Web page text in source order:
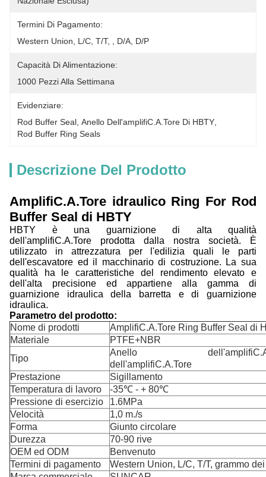
Termini Di Pagamento:
Western Union, L/C, T/T, , D/A, D/P
Capacità Di Alimentazione:
1000 Pezzi Alla Settimana
Evidenziare:
Rod Buffer Seal Anello Dell'amplifiC.A.Tore Di HBTY
Rod Buffer Ring Seals
Descrizione Del Prodotto
AmplifiC.A.Tore idraulico Ring For Rod
Buffer Seal di HBTY
HBTY è una guarnizione di alta qualità
dell'amplifiC.A.Tore prodotta dalla nostra società. È
utilizzato in attrezzatura per l'edilizia quali le parti
dell'escavatore ed il macchinario di costruzione. La sua
qualità ha le caratteristiche del rendimento elevato e
dell'alta precisione ed appartiene alla gamma di
guarnizione idraulica della barretta e di guarnizione
idraulica.
Parametro del prodotto:
Nome di prodotti
AmplifiC.A.Tore Ring Buffer Seal di
Materiale
PTFE+NBR
Tipo
Anello
dell'amplifiC.A.Tore
Prestazione
Sigillamento
Temperatura di lavoro
-35℃ - + 80℃
Pressione di esercizio
1.6MPa
Velocità
1,0 m./s
Forma
Giunto circolare
Durezza
70-90 rive
OEM ed ODM
Benvenuto
Termini di pagamento
Western Union, L/C, T/T, grammo